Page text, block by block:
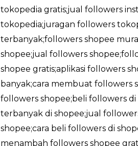
tokopedia gratis;jual followers
tokopedia;juragan followers
terbanyak;followers shopee
shopee;jual followers
shopee gratis;aplikasi followers
banyak;cara membuat followers
followers shopee;beli followers
terbanyak di shopee;jual
shopee;cara beli followers di
menambah followers shopee